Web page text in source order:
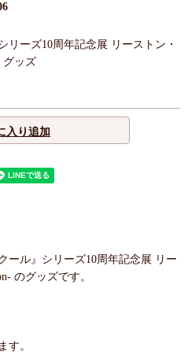
リーズ10周年記念展 リーストン・
グッズ
入り追加
ール』シリーズ10周年記念展 リー
のグッズです。
す。